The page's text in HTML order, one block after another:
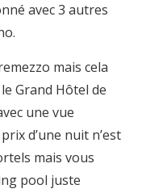
avec 3 autres
mais cela
Grand Hôtel de
une vue
d’une nuit n’est
mais vous
pool juste